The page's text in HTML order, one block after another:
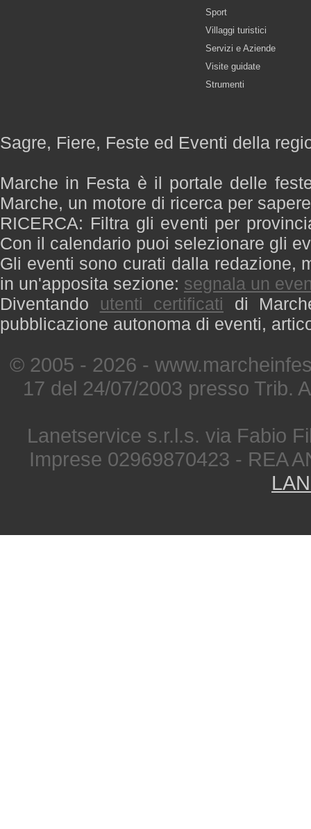
Sport
Villaggi turistici
Servizi e Aziende
Visite guidate
Strumenti
Sagre, Fiere, Feste ed Eventi della
Marche in Festa è il portale delle
Marche, un motore di ricerca per
RICERCA: Filtra gli eventi per
Con il calendario puoi selezionare gli
Gli eventi sono curati dalla redazione,
in un'apposita sezione: segnala un
Diventando utenti certificati di
pubblicazione autonoma di eventi,
© 2005 - 2026 -
17 del 24/07/2003 presso Trib.
Lanetservice s.r.l.s. via Fabio
Imprese 02969870423 - REA